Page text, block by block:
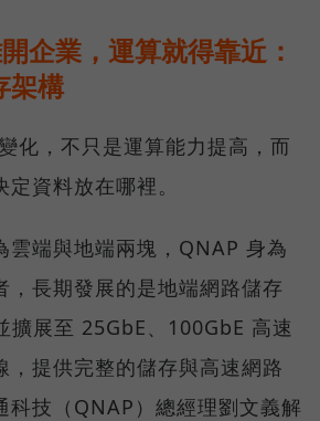
企業，運算就得靠近：
架構
化，不只是運算能力提高，而
資料放在哪裡。
雲端與地端兩塊，QNAP 身為
，長期發展的是地端網路儲存
擴展至 25GbE、100GbE 高速
，提供完整的儲存與高速網路
科技（QNAP）總經理劉文義解